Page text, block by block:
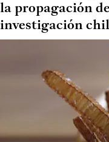
la propagación
investigación